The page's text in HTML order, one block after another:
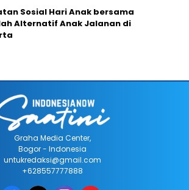
Sosial Hari Anak bersama
Alternatif Anak Jalanan di
Graha Media Center,
Bogor - Indonesia
untukredaksi@gmail.com
+628557777888